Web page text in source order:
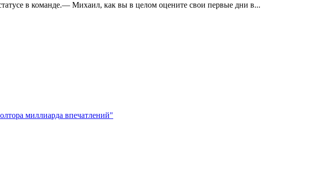
в команде.— Михаил, как вы в целом оцените свои первые дни в...
миллиарда впечатлений"